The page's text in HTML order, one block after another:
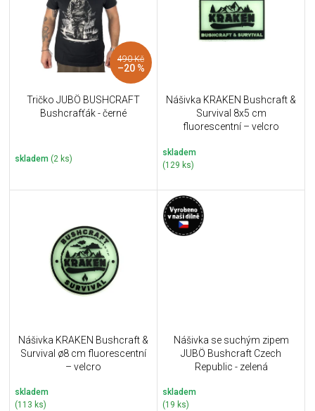
490 Kč
–20 %
Tričko JUBÖ BUSHCRAFT
Bushcrafťák - černé
skladem (2 ks)
Nášivka KRAKEN Bushcraft &
Survival 8x5 cm
fluorescentní – velcro
skladem
(129 ks)
Nášivka KRAKEN Bushcraft &
Survival ø8 cm fluorescentní
– velcro
skladem
(113 ks)
Nášivka se suchým zipem
JUBÖ Bushcraft Czech
Republic - zelená
skladem
(19 ks)